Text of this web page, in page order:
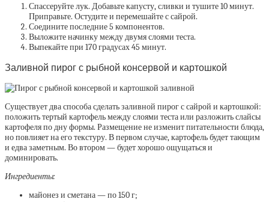
Спассеруйте лук. Добавьте капусту, сливки и тушите 10 минут.
Приправьте. Остудите и перемешайте с сайрой.
Соедините последние 5 компонентов.
Выложите начинку между двумя слоями теста.
Выпекайте при 170 градусах 45 минут.
Заливной пирог с рыбной консервой и картошкой
Существует два способа сделать заливной пирог с сайрой и картошкой:
положить тертый картофель между слоями теста или разложить слайсы
картофеля по дну формы. Размещение не изменит питательности блюда,
но повлияет на его текстуру. В первом случае, картофель будет тающим
и едва заметным. Во втором — будет хорошо ощущаться и
доминировать.
Ингредиенты:
майонез и сметана — по 150 г;